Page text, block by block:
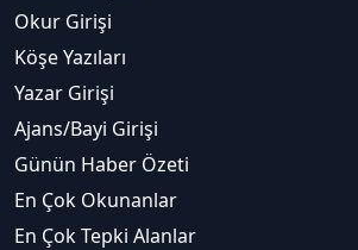
Okur Girişi
Köşe Yazıları
Yazar Girişi
Ajans/Bayi Girişi
Günün Haber Özeti
En Çok Okunanlar
En Çok Tepki Alanlar